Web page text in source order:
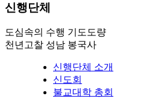
신행단체
도심속의 수행 기도도량
천년고찰 성남 봉국사
신행단체 소개
신도회
불교대학 총회